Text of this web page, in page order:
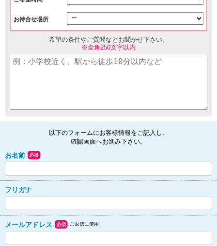
お待合せ場所
希望の条件やご質問などお聞かせ下さい。
※全角250文字以内
以下のフォームにお客様情報をご記入し、
確認画面へお進み下さい。
お名前 必須
フリガナ
メールアドレス 必須 ご返信に使用